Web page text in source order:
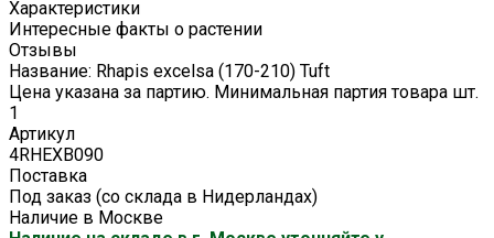
Характеристики
Интересные факты о растении
Отзывы
Название: Rhapis excelsa (170-210) Tuft
Цена указана за партию. Минимальная партия товара шт.
1
Артикул
4RHEXB090
Поставка
Под заказ (со склада в Нидерландах)
Наличие в Москве